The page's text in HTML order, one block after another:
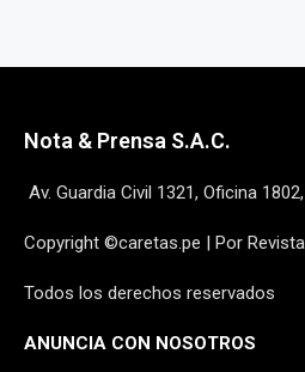
Nota & Prensa S.A.C.
Av. Guardia Civil 1321, Oficina
Copyright ©caretas.pe | Por
Todos los derechos reservados
ANUNCIA CON NOSOTROS